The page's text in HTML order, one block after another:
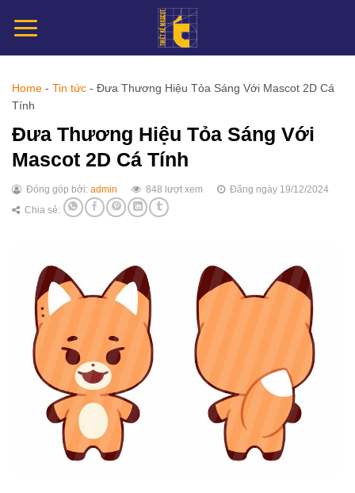
đến
Home - Tin tức - Đưa Thương Hiệu Tỏa Sáng Với Mascot 2D Cá
Tính
Đưa Thương Hiệu Tỏa Sáng Với
Mascot 2D Cá Tính
Đóng góp bởi: admin 848 lượt xem
Đăng ngày 19/12/2024
Chia sẻ: